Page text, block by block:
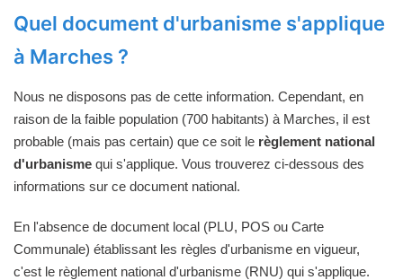
Quel document d'urbanisme s'applique
à Marches ?
Nous ne disposons pas de cette information. Cependant, en
raison de la faible population (700 habitants) à Marches, il est
probable (mais pas certain) que ce soit le règlement national
d'urbanisme qui s'applique. Vous trouverez ci-dessous des
informations sur ce document national.
En l'absence de document local (PLU, POS ou Carte
Communale) établissant les règles d'urbanisme en vigueur,
c'est le règlement national d'urbanisme (RNU) qui s'applique.